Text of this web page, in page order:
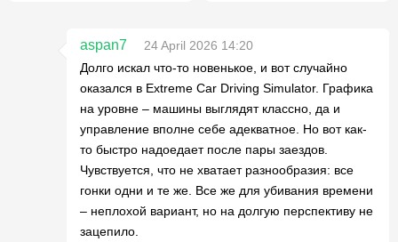
aspan7
24 April 2026 14:20
Долго искал что-то новенькое, и вот случайно
оказался в Extreme Car Driving Simulator. Графика
на уровне – машины выглядят классно, да и
управление вполне себе адекватное. Но вот как-
то быстро надоедает после пары заездов.
Чувствуется, что не хватает разнообразия: все
гонки одни и те же. Все же для убивания времени
– неплохой вариант, но на долгую перспективу не
зацепило.